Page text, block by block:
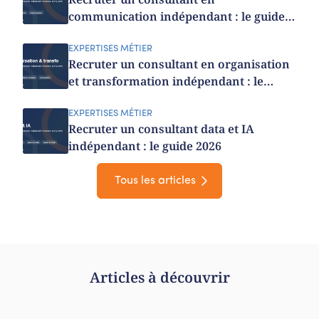
communication indépendant : le guide
EXPERTISES MÉTIER
Recruter un consultant en organisation
et transformation indépendant : le
EXPERTISES MÉTIER
Recruter un consultant data et IA
indépendant : le guide 2026
Tous les articles
Articles à découvrir